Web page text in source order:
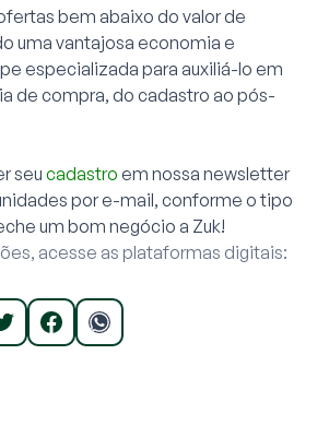
bem abaixo do valor de
uma vantajosa economia e
especializada para auxiliá-lo em
de compra, do cadastro ao pós-
seu cadastro em nossa newsletter
por e-mail, conforme o tipo
um bom negócio a Zuk!
acesse as plataformas digitais: